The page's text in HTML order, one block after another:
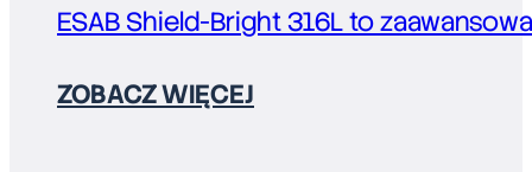
ESAB Shield-Bright 316L to
ZOBACZ WIĘCEJ